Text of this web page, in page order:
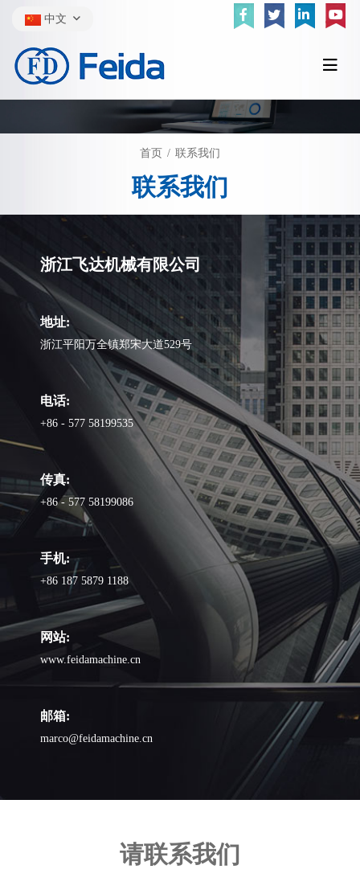
中文
首页 联系我们
联系我们
浙江飞达机械有限公司
地址:
浙江平阳万全镇郑宋大道529号
电话:
+86 - 577 58199535
传真:
+86 - 577 58199086
手机:
+86 187 5879 1188
网站:
www.feidamachine.cn
邮箱:
marco@feidamachine.cn
请联系我们